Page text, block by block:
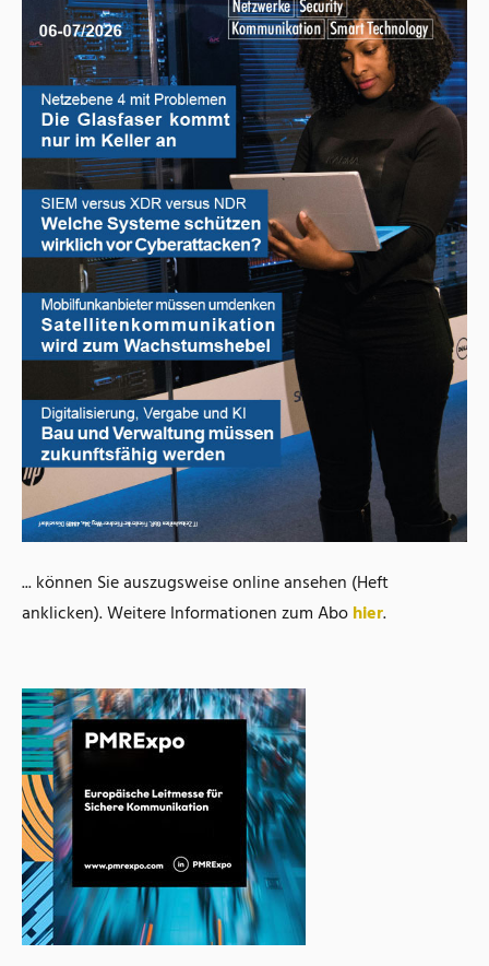
... können Sie auszugsweise online ansehen (Heft
anklicken). Weitere Informationen zum Abohier.